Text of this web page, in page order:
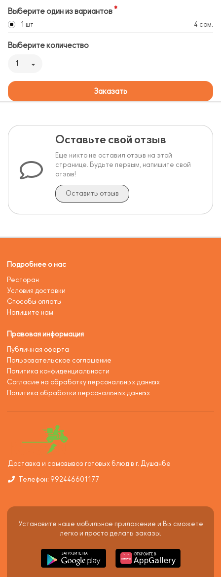
Выберите один из вариантов
1 шт 4 сом.
Выберите количество
1
Заказать
Оставьте свой отзыв
Еще никто не оставил отзыв на этой
странице. Будьте первым, напишите свой
отзыв!
Оставить отзыв
Подробнее о нас
Ресторан
Условия доставки
Способы оплаты
Напишите нам
Правовая информация
Публичная оферта
Пользовательское соглашение
Политика конфиденциальности
Согласие на обработку персональных данных
Политика обработки персональных данных
Доставка и самовывоз готовых блюд в г. Душанбе
Телефон: 992446601177
Установите наше мобильное приложение и Вы сможете
легко и просто делать заказы.